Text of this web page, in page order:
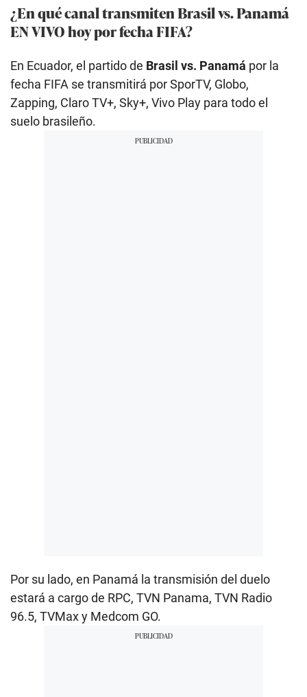
¿En qué canal transmiten Brasil vs. Panamá
EN VIVO hoy por fecha FIFA?
En Ecuador, el partido de Brasil vs. Panamá por la
fecha FIFA se transmitirá por SporTV, Globo,
Zapping, Claro TV+, Sky+, Vivo Play para todo el
suelo brasileño.
Por su lado, en Panamá la transmisión del duelo
estará a cargo de RPC, TVN Panama, TVN Radio
96.5, TVMax y Medcom GO.